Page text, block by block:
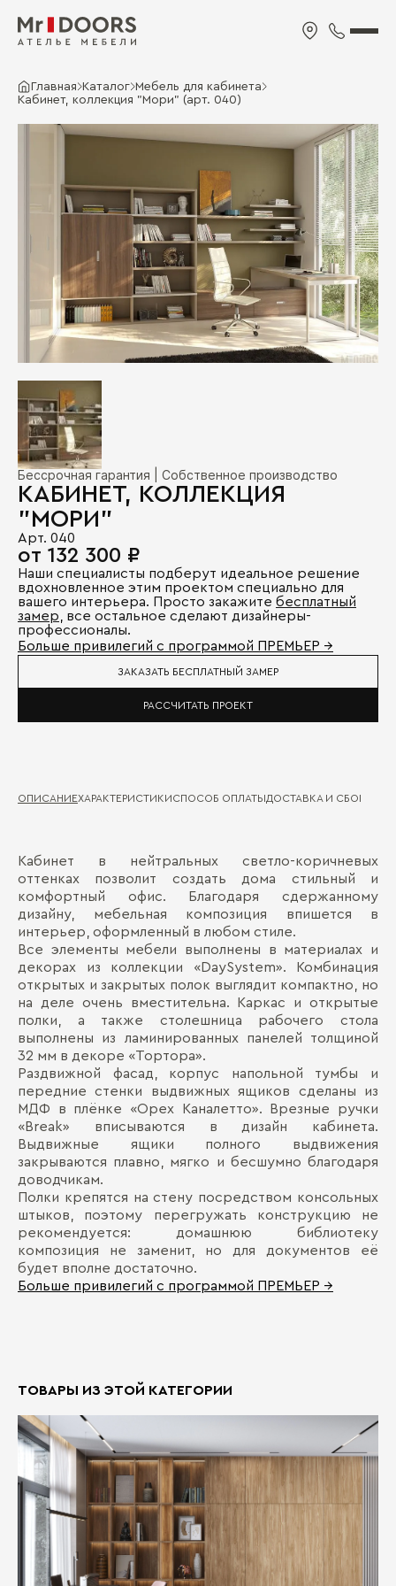
Главная Каталог Мебель для кабинета
Кабинет, коллекция "Мори" (арт. 040)
Бессрочная гарантия | Собственное производство
КАБИНЕТ, КОЛЛЕКЦИЯ
"МОРИ"
Арт. 040
от 132 300 ₽
Наши специалисты подберут идеальное решение
вдохновленное этим проектом специально для
вашего интерьера. Просто закажите бесплатный
замер , все остальное сделают дизайнеры-
профессионалы.
Больше привилегий с программой ПРЕМЬЕР →
ЗАКАЗАТЬ БЕСПЛАТНЫЙ ЗАМЕР
РАССЧИТАТЬ ПРОЕКТ
ОПИСАНИЕХАРАКТЕРИСТИКИСПОСОБ ОПЛАТЫДОСТАВКА И СБОРКА
Кабинет в нейтральных светло-коричневых
оттенках позволит создать дома стильный и
комфортный офис. Благодаря сдержанному
дизайну, мебельная композиция впишется в
интерьер, оформленный в любом стиле.
Все элементы мебели выполнены в материалах и
декорах из коллекции «DaySystem». Комбинация
открытых и закрытых полок выглядит компактно, но
на деле очень вместительна. Каркас и открытые
полки, а также столешница рабочего стола
выполнены из ламинированных панелей толщиной
32 мм в декоре «Тортора».
Раздвижной фасад, корпус напольной тумбы и
передние стенки выдвижных ящиков сделаны из
МДФ в плёнке «Орех Каналетто». Врезные ручки
«Break» вписываются в дизайн кабинета.
Выдвижные ящики полного выдвижения
закрываются плавно, мягко и бесшумно благодаря
доводчикам.
Полки крепятся на стену посредством консольных
штыков, поэтому перегружать конструкцию не
рекомендуется: домашнюю библиотеку
композиция не заменит, но для документов её
будет вполне достаточно.
Больше привилегий с программой ПРЕМЬЕР →
ТОВАРЫ ИЗ ЭТОЙ КАТЕГОРИИ